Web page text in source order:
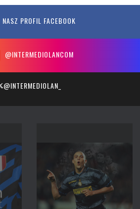
NASZ PROFIL FACEBOOK
@INTERMEDIOLANCOM
@INTERMEDIOLAN_